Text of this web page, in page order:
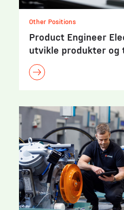
Other Positions
Product Engineer
utvikle produkter